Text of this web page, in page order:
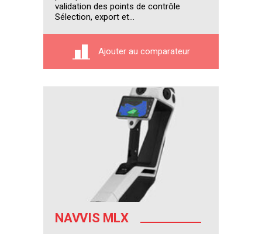
validation des points de contrôle
Sélection, export et...
Ajouter au comparateur
NAVVIS MLX